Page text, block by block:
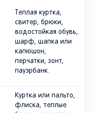
Теплая куртка,
свитер, брюки,
водостойкая обувь,
шарф, шапка или
капюшон,
перчатки, зонт,
пауэрбанк.
Куртка или пальто,
флиска, теплые